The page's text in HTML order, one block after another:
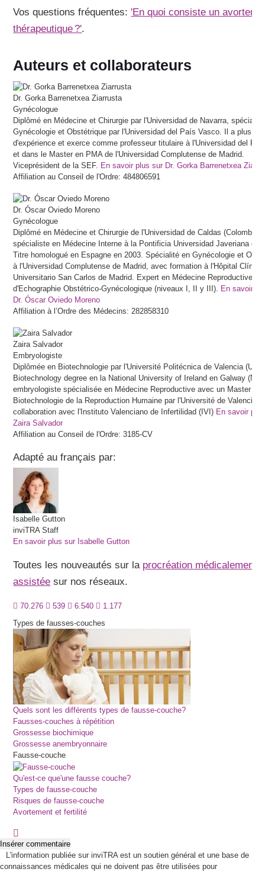
Vos questions fréquentes:'En quoi consiste un
thérapeutique ?'.
Auteurs et collaborateurs
Dr. Gorka Barrenetxea Ziarrusta
Gynécologue
Diplômé en Médecine et Chirurgie par l'Universidad de Navarra,
Gynécologie et Obstétrique par l'Universidad del País Vasco. Il a plus de
d'expérience et exerce comme professeur titulaire à l'Universidad del
et dans le Master en PMA de l'Universidad Complutense de Madrid.
Viceprésident de la SEF. En savoir plus sur Dr. Gorka Barrenetxea
Affiliation au Conseil de l'Ordre: 484806591
Dr. ÓscarOviedo Moreno
Gynécologue
Diplômé en Médecine et Chirurgie de l'Universidad de Caldas (Colombia)
spécialiste en Médecine Interne à la Pontificia Universidad Javeriana de
Titre homologué en Espagne en 2003. Spécialité en Gynécologie et
à l'Universidad Complutense de Madrid, avec formation à l'Hôpital Clínico
Universitario San Carlos de Madrid. Expert en Médecine Reproductive et
d'Echographie Obstétrico-Gynécologique (niveaux I, II y III). En savoir
Dr. Óscar Oviedo Moreno
Affiliation à l’Ordre des Médecins: 282858310
Zaira Salvador
Embryologiste
Diplômée en Biotechnologie par l'Université Politécnica de Valencia
Biotechnology degree en la National University of Ireland en Galway
embryologiste spécialisée en Médecine Reproductive avec un Master en
Biotechnologie de la Reproduction Humaine par l'Université de Valencia
collaboration avec l'Instituto Valenciano de Infertilidad (IVI) En savoir
Zaira Salvador
Affiliation au Conseil de l'Ordre: 3185-CV
Adapté au français par:
Isabelle Gutton
inviTRA Staff
En savoir plus sur Isabelle Gutton
Toutes les nouveautés sur la procréation médicalement
assistée sur nos réseaux.
70.276 539 6.540
1.177
Types de fausses-couches
Quels sont les différents types de fausse-couche?
Fausses-couches à répétition
Grossesse biochimique
Grossesse anembryonnaire
Fausse-couche
Qu'est-ce que'une fausse couche?
Types de fausse-couche
Risques de fausse-couche
Avortement et fertilité
Insérer commentaire
L'information publiée sur inviTRA est un soutien général et une base de
connaissances médicales qui ne doivent pas être utilisées pour